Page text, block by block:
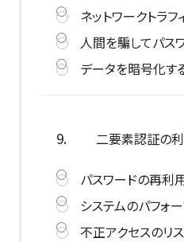
ネットワークトラ
人間を騙してパス
データを暗号化す
9. 二要素認証の
パスワードの再利
システムのパフォ
不正アクセスのリ